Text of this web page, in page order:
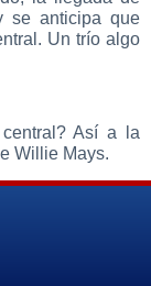
se anticipa que
Un trío algo
Así a la
Willie Mays.